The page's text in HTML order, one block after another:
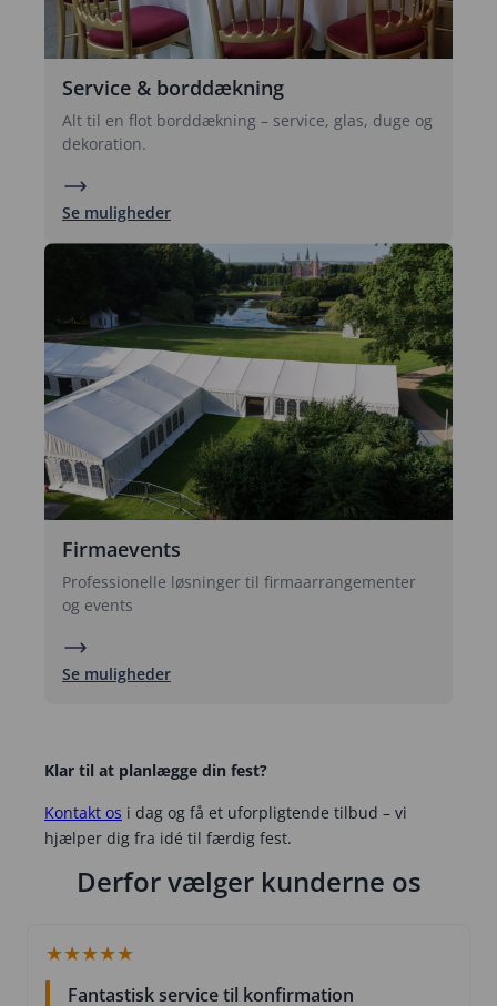
Service & borddækning
Alt til en flot borddækning – service, glas, duge og
dekoration.
Se muligheder
Firmaevents
Professionelle løsninger til firmaarrangementer
og events
Se muligheder
Klar til at planlægge din fest?
Kontakt os i dag og få et uforpligtende tilbud – vi
hjælper dig fra idé til færdig fest.
Derfor vælger kunderne os
★★★★★
Fantastisk service til konfirmation